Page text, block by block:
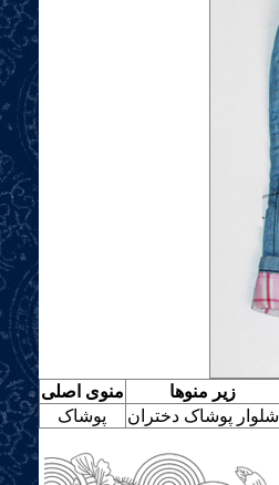
منوی اصلی
زیر منوها
پوشاک
شلوار پوشاک دختران